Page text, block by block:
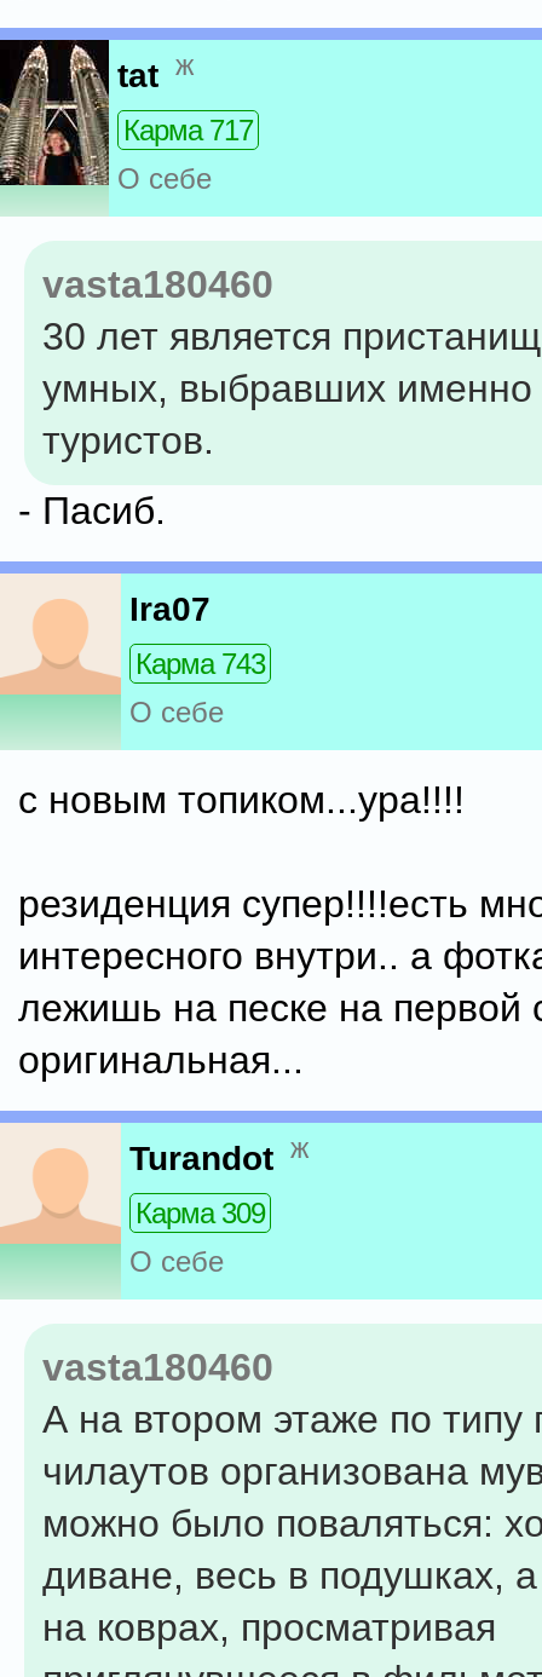
tat ж
Карма 717
О себе
vasta180460
30 лет является
умных, выбравших именно
туристов.
- Пасиб.
Ira07
Карма 743
О себе
с новым топиком...ура!!!!
резиденция супер!!!!есть
интересного внутри.. а
лежишь на песке на первой
оригинальная...
Turandot ж
Карма 309
О себе
vasta180460
А на втором этаже по типу
чилаутов организована
можно было поваляться:
диване, весь в подушках,
на коврах, просматривая